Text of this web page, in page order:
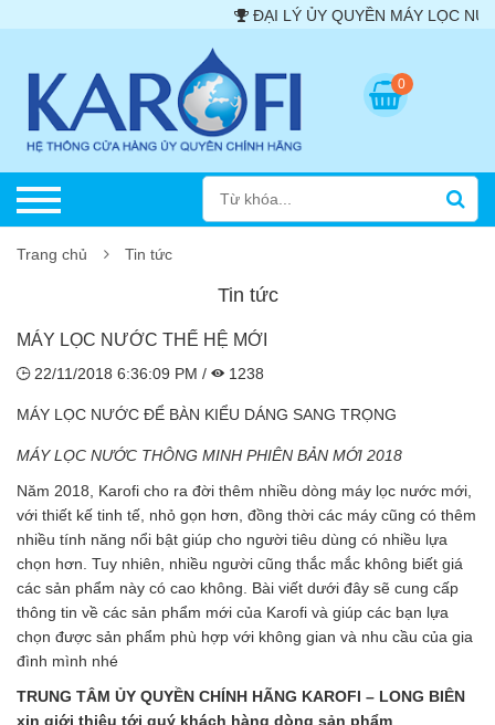
ĐẠI LÝ ỦY QUYỀN MÁY LỌC
0
Trang chủ Tin tức
Tin tức
MÁY LỌC NƯỚC THẾ HỆ MỚI
22/11/2018 6:36:09 PM / 1238
MÁY LỌC NƯỚC ĐỂ BÀN KIỂU DÁNG SANG TRỌNG
MÁY LỌC NƯỚC THÔNG MINH PHIÊN BẢN MỚI 2018
Năm 2018, Karofi cho ra đời thêm nhiều dòng máy lọc nước mới,
với thiết kế tinh tế, nhỏ gọn hơn, đồng thời các máy cũng có thêm
nhiều tính năng nổi bật giúp cho người tiêu dùng có nhiều lựa
chọn hơn. Tuy nhiên, nhiều người cũng thắc mắc không biết giá
các sản phẩm này có cao không. Bài viết dưới đây sẽ cung cấp
thông tin về các sản phẩm mới của Karofi và giúp các bạn lựa
chọn được sản phẩm phù hợp với không gian và nhu cầu của gia
đình mình nhé
TRUNG TÂM ỦY QUYỀN CHÍNH HÃNG KAROFI – LONG BIÊN
xin giới thiệu tới quý khách hàng dòng sản phẩm